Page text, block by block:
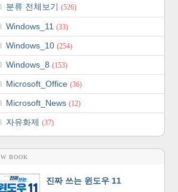
분류 전체보기 (526)
Windows_11 (33)
Windows_10 (254)
Windows_8 (153)
Microsoft_Office (36)
Microsoft_News (12)
자유화제 (37)
BOOK
진짜 쓰는 윈도우 11